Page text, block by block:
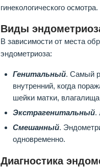
гинекологического осмотра.
Виды
В зависимости от места
эндометриоза:
Генитальный. Самый
внутренний, когда
шейки матки, влагалища
Экстрагенитальный.
Смешанный.
одновременно.
Диагностика